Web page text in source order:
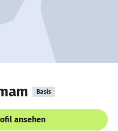
Basis
ansehen